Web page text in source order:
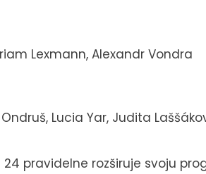
Lexmann, Alexandr Vondra
Lucia Yar, Judita
pravidelne rozširuje svoju